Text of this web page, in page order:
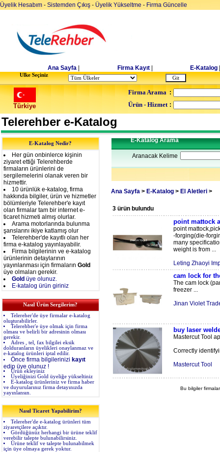
Üyelik Hesabım - Sistemden Çıkış - Üyelik Yükseltme - Firma Güncelle
Ana Sayfa Firma Kayıt E-Katalog
Ulke Seçiniz
Türkiye
Firma Arama :
Ürün - Hizmet :
Telerehber e-Katalog
E-Katalog Nedir?
Her gün onbinlerce kişinin
ziyaret ettiği Telerehberde
firmaların ürünlerini de
sergilemelerini olanak veren bir
hizmettir.
10 ürünlük e-katalog, firma
hakkında bilgiler, ürün ve hizmetler
bölümleriyle Telerehber'e kayıt
olan firmalar tam bir internet e-
ticaret hizmeti almış olurlar.
Arama motorlarında bulunma
şanslarını ikiye katlamış olur
Telerehber'de kayıtlı olan her
firma e-katalog yayınlayabilir.
Firma bilgilerinin ve e-katalog
ürünlerinin detaylarının
yayınlanması için firmaların Gold
üye olmaları gerekir.
Gold üye olunuz.
E-katalog ürün giriniz
Nasıl Ürün Sergilerim?
Telereher'de üye firmalar e-katalog
oluşturabilirler.
Telerehber'e üye olmak için firma
olması ve belirli bir adresinin olması
gerekir.
Adres , tel, fax bilgilei eksik
dolduranların üyelikleri onaylanmaz ve
e-katalog ürünleri iptal edilir.
Önce firma bilgilerinizi kayıt
edip üye olunuz !
Ürün ekleyiniz
Üyeliğinizi Gold üyeliğe yükseltiniz
E-katalog ürünleriniz ve firma haber
ve duyurularınız firma detayınızda
yayınlansın.
Nasıl Ticaret Yapabilirim?
Telereher'de e-katalog ürünleri tüm
ziyaretçilere açıktır.
Gördüğünüz herhangi bir ürüne teklif
verebilir talepte bulunabilirsiniz.
Ürüne teklif ve talepte bulunabilmek
için üye olmaya gerek yoktur.
E-Katalog Arama
Aranacak Kelime
Ana Sayfa > E-Katalog > El Aletleri >
3 ürün bulundu
point mattock
point
-forging(die-
many
weight is from ...
Leting Zhaoyi
cam lock for
The cam lock
freezer ...
Jinan Violet
buy laser
Mastercut Tool
Correctly
Mastercut Tool
Bu bilgiler